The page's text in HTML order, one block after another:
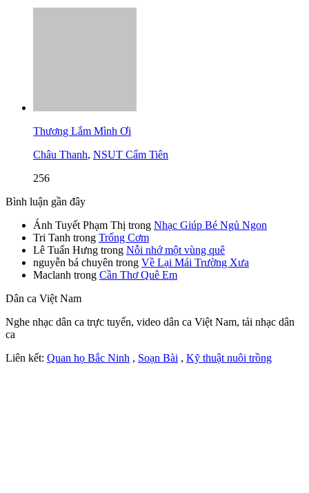
Thương Lắm Mình Ơi
Châu Thanh, NSUT Cẩm Tiên
256
Bình luận gần đây
Ánh Tuyết Phạm Thị trong Nhạc Giúp Bé Ngủ Ngon
Tri Tanh trong Trống Cơm
Lê Tuấn Hưng trong Nỗi nhớ một vùng quê
nguyễn bá chuyên trong Về Lại Mái Trường Xưa
Maclanh trong Cần Thơ Quê Em
Dân ca Việt Nam
Nghe nhạc dân ca trực tuyến, video dân ca Việt Nam, tải nhạc dân
ca
Liên kết: Quan họ Bắc Ninh , Soạn Bài , Kỹ thuật nuôi trồng